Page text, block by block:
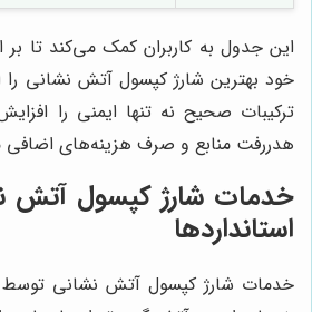
این جدول به کاربران کمک می‌کند تا
خود بهترین شارژ کپسول آتش نشانی را
ترکیبات صحیح نه تنها ایمنی را
هدررفت منابع و صرف هزینه‌های
خدمات شارژ کپسول آتش
استانداردها
خدمات شارژ کپسول آتش نشانی توسط